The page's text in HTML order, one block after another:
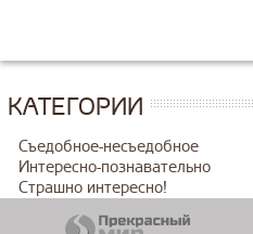
КАТЕГОРИИ
Съедобное-несъедобное
Интересно-познавательно
Страшно интересно!